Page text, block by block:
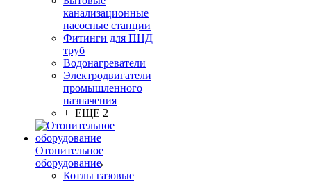
канализационные
насосные станции
Фитинги для ПНД
труб
Водонагреватели
Электродвигатели
промышленного
назначения
+ ЕЩЕ 2
Отопительное
оборудование
Котлы газовые